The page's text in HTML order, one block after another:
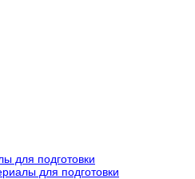
для подготовки
для подготовки